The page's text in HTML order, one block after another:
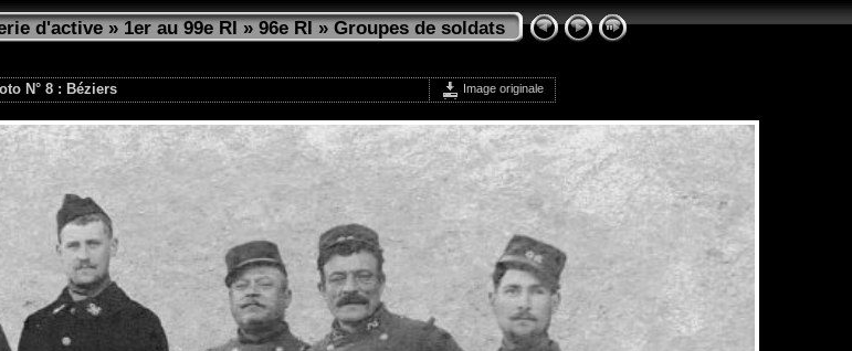
d'active»1er au 99e RI»96e RI»Groupes de soldats
N° 8 : Béziers Image originale